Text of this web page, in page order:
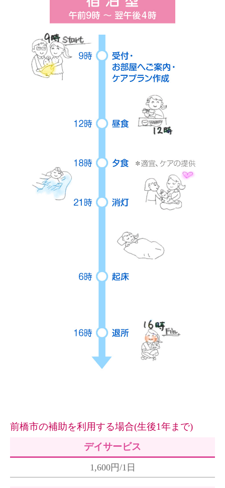
前橋市の補助を利用する場合(生後1年まで)
デイサービス
1,600円/1日